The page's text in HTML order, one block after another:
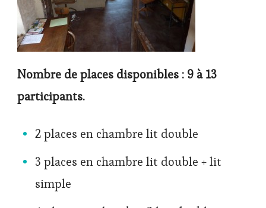
Nombre de places disponibles : 9 à 13
participants.
2 places en chambre lit double
3 places en chambre lit double + lit
simple